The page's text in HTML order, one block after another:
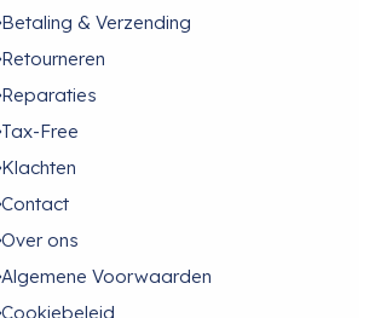
Betaling & Verzending
Retourneren
Reparaties
Tax-Free
Klachten
Contact
Over ons
Algemene Voorwaarden
Cookiebeleid